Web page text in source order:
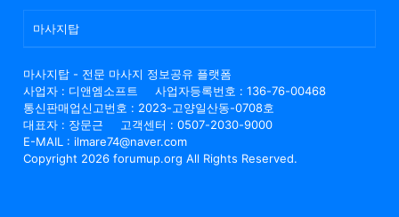
마사지탑
마사지탑 - 전문 마사지 정보공유 플랫폼
사업자 : 디앤엠소프트
사업자등록번호 : 136-76-00468
통신판매업신고번호 : 2023-고양일산동-0708호
대표자 : 장문근
고객센터 : 0507-2030-9000
E-MAIL : ilmare74@naver.com
Copyright 2026 forumup.org All Rights Reserved.